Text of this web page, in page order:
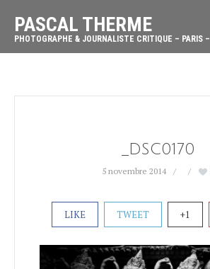
PASCAL THERME
PHOTOGRAPHE & JOURNALISTE CRITIQUE – PARIS –
_DSC0170
5 novembre 2014
LIKE TWEET +1